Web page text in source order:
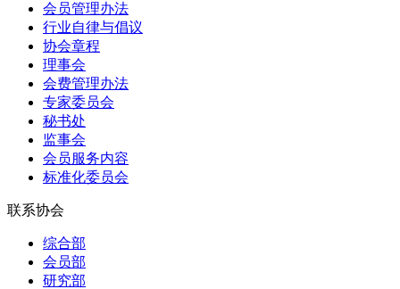
会员管理办法
行业自律与倡议
协会章程
理事会
会费管理办法
专家委员会
秘书处
监事会
会员服务内容
标准化委员会
联系协会
综合部
会员部
研究部